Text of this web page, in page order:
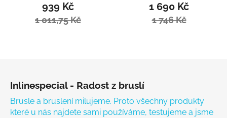
939 Kč
1 011,75 Kč
1 690 Kč
1 746 Kč
Inlinespecial - Radost z bruslí
Brusle a bruslení milujeme. Proto všechny produkty
které u nás najdete sami používáme, testujeme a jsme